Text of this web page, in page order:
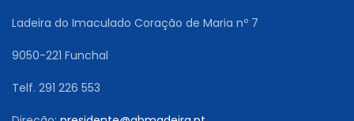
Ladeira do Imaculado Coração de Maria nº 7
9050-221 Funchal
Telf. 291 226 553